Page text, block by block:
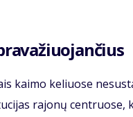
kai­mo ke­liuo­se
ra­jo­nų